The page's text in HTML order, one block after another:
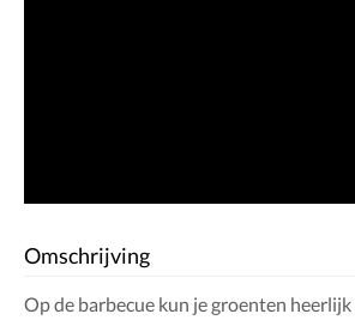
Omschrijving
Op de barbecue kun je groenten